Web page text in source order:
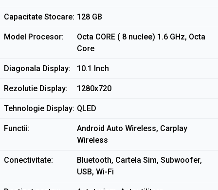
Capacitate Stocare 128 GB
Model Procesor
Octa CORE ( 8 nuclee) 1.6 GHz, Octa
Core
Diagonala Display 10.1 Inch
Rezolutie Display 1280x720
Tehnologie Display QLED
Functii
Android Auto Wireless, Carplay
Wireless
Conectivitate
Bluetooth, Cartela Sim, Subwoofer,
USB, Wi-Fi